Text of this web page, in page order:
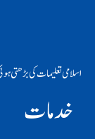
اسلامی تعلیمات کی بڑھتی
خدمات